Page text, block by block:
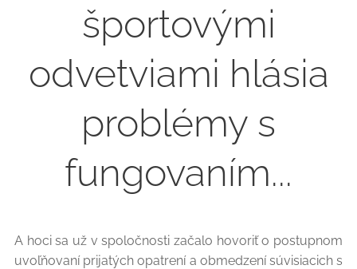
športovými
odvetviami hlásia
problémy s
fungovaním...
A hoci sa už v spoločnosti začalo hovoriť o postupnom
uvoľňovaní prijatých opatrení a obmedzení súvisiacich s